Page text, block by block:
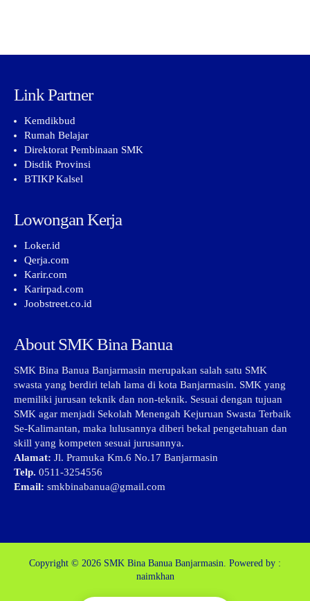
Link Partner
Kemdikbud
Rumah Belajar
Direktorat Pembinaan SMK
Disdik Provinsi
BTIKP Kalsel
Lowongan Kerja
Loker.id
Qerja.com
Karir.com
Karirpad.com
Joobstreet.co.id
About SMK Bina Banua
SMK Bina Banua Banjarmasin merupakan salah satu SMK
swasta yang berdiri telah lama di kota Banjarmasin. SMK yang
memiliki jurusan teknik dan non-teknik. Sesuai dengan tujuan
SMK agar menjadi Sekolah Menengah Kejuruan Swasta Terbaik
Se-Kalimantan, maka lulusannya diberi bekal pengetahuan dan
skill yang kompeten sesuai jurusannya.
Alamat: Jl. Pramuka Km.6 No.17 Banjarmasin
Telp. 0511-3254556
Email: smkbinabanua@gmail.com
Copyright © 2026 SMK Bina Banua Banjarmasin. Powered by :
naimkhan